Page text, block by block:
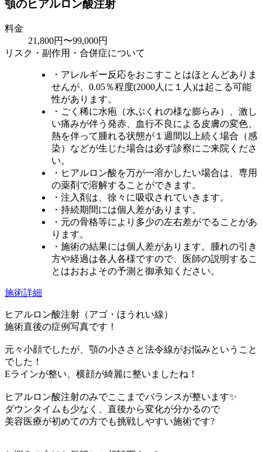
顎のヒアルロン酸注射
料金
21,800円〜99,000円
リスク・副作用・合併症について
・アレルギー反応をおこすことはほとんどありま
せんが、0.05％程度(2000人に１人)は起こる可能
性があります。
・ごく稀に水疱（水ぶくれの様な膨らみ）、激し
い痛みが伴う発赤、血行不良による皮膚の変色、
熱を伴って腫れる状態が１週間以上続く場合（感
染）などが生じた場合は必ず診察にご来院くださ
い。
・ヒアルロン酸を万が一溶かしたい場合は、専用
の薬剤で溶解することができます。
・注入剤は、徐々に吸収されていきます。
・持続期間には個人差があります。
・元の骨格等により多少の左右差がでることがあ
ります。
・施術の結果には個人差があります。腫れの引き
方や経過は各人各様ですので、医師の説明するこ
とはおおよその予測と御承知ください。
施術詳細
ヒアルロン酸注射（アゴ・ほうれい線）
施術直後の症例写真です！
元々小顔でしたが、顎の小ささと法令線がお悩みということ
でした！
Eラインが整い、横顔が綺麗に整いましたね！
ヒアルロン酸注射のみでここまでバランスが整います✨
ダウンタイムも少なく、直後から変化が分かるので
美容医療が初めての方でも挑戦しやすい施術です?